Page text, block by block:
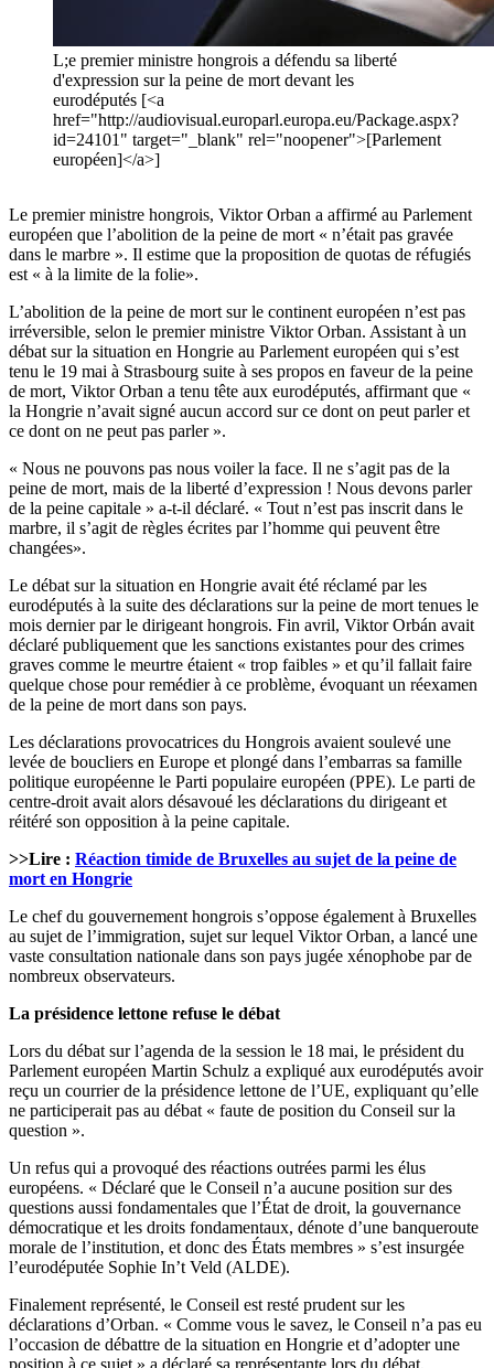
L;e premier ministre hongrois a défendu sa liberté
d'expression sur la peine de mort devant les
eurodéputés [<a
href="http://audiovisual.europarl.europa.eu/Package.aspx?
id=24101" target="_blank" rel="noopener">[Parlement
européen]</a>]
Le premier ministre hongrois, Viktor Orban a affirmé au Parlement
européen que l’abolition de la peine de mort « n’était pas gravée
dans le marbre ». Il estime que la proposition de quotas de réfugiés
est « à la limite de la folie».
L’abolition de la peine de mort sur le continent européen n’est pas
irréversible, selon le premier ministre Viktor Orban. Assistant à un
débat sur la situation en Hongrie au Parlement européen qui s’est
tenu le 19 mai à Strasbourg suite à ses propos en faveur de la peine
de mort, Viktor Orban a tenu tête aux eurodéputés, affirmant que «
la Hongrie n’avait signé aucun accord sur ce dont on peut parler et
ce dont on ne peut pas parler ».
« Nous ne pouvons pas nous voiler la face. Il ne s’agit pas de la
peine de mort, mais de la liberté d’expression ! Nous devons parler
de la peine capitale » a-t-il déclaré. « Tout n’est pas inscrit dans le
marbre, il s’agit de règles écrites par l’homme qui peuvent être
changées».
Le débat sur la situation en Hongrie avait été réclamé par les
eurodéputés à la suite des déclarations sur la peine de mort tenues le
mois dernier par le dirigeant hongrois. Fin avril, Viktor Orbán avait
déclaré publiquement que les sanctions existantes pour des crimes
graves comme le meurtre étaient « trop faibles » et qu’il fallait faire
quelque chose pour remédier à ce problème, évoquant un réexamen
de la peine de mort dans son pays.
Les déclarations provocatrices du Hongrois avaient soulevé une
levée de boucliers en Europe et plongé dans l’embarras sa famille
politique européenne le Parti populaire européen (PPE). Le parti de
centre-droit avait alors désavoué les déclarations du dirigeant et
réitéré son opposition à la peine capitale.
>>Lire : Réaction timide de Bruxelles au sujet de la peine de
mort en Hongrie
Le chef du gouvernement hongrois s’oppose également à Bruxelles
au sujet de l’immigration, sujet sur lequel Viktor Orban, a lancé une
vaste consultation nationale dans son pays jugée xénophobe par de
nombreux observateurs.
La présidence lettone refuse le débat
Lors du débat sur l’agenda de la session le 18 mai, le président du
Parlement européen Martin Schulz a expliqué aux eurodéputés avoir
reçu un courrier de la présidence lettone de l’UE, expliquant qu’elle
ne participerait pas au débat « faute de position du Conseil sur la
question ».
Un refus qui a provoqué des réactions outrées parmi les élus
européens. « Déclaré que le Conseil n’a aucune position sur des
questions aussi fondamentales que l’État de droit, la gouvernance
démocratique et les droits fondamentaux, dénote d’une banqueroute
morale de l’institution, et donc des États membres » s’est insurgée
l’eurodéputée Sophie In’t Veld (ALDE).
Finalement représenté, le Conseil est resté prudent sur les
déclarations d’Orban. « Comme vous le savez, le Conseil n’a pas eu
l’occasion de débattre de la situation en Hongrie et d’adopter une